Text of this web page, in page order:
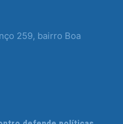
259, bairro Boa